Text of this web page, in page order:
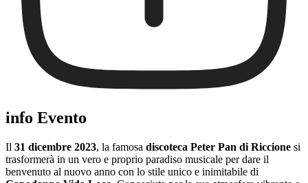
info Evento
Il 31 dicembre 2023, la famosa discoteca Peter Pan di Riccione si
trasformerà in un vero e proprio paradiso musicale per dare il
benvenuto al nuovo anno con lo stile unico e inimitabile di